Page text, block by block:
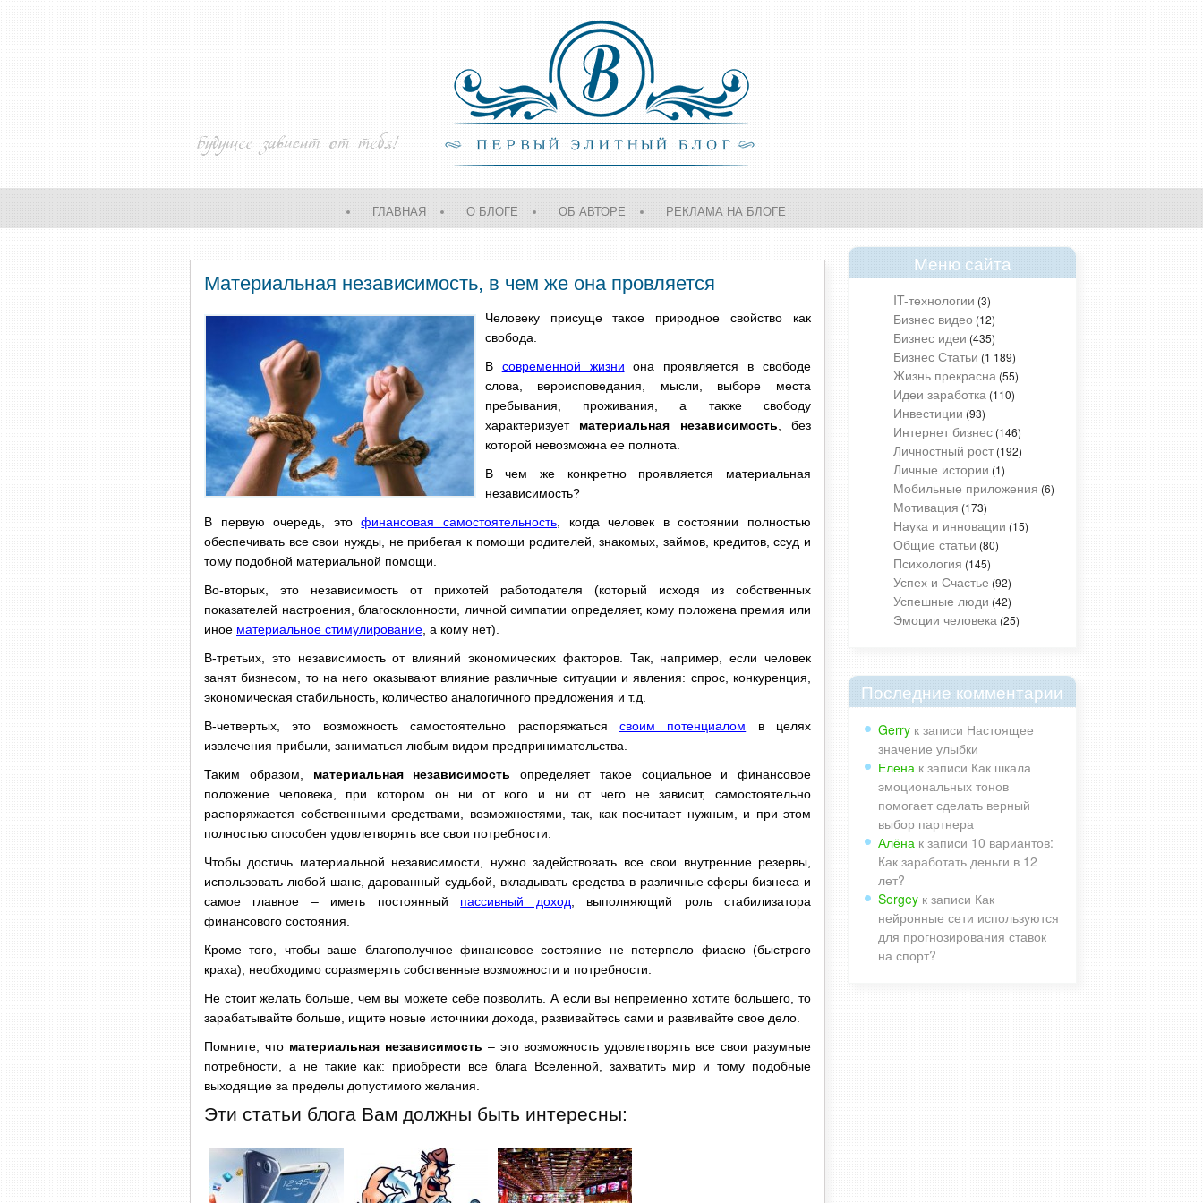
ГЛАВНАЯ О БЛОГЕ ОБ АВТОРЕ РЕКЛАМА НА БЛОГЕ
Меню сайта
IT-технологии (3)
Бизнес видео (12)
Бизнес идеи (435)
Бизнес Статьи (1 189)
Жизнь прекрасна (55)
Идеи заработка (110)
Инвестиции (93)
Интернет бизнес (146)
Личностный рост (192)
Личные истории (1)
Мобильные приложения (6)
Мотивация (173)
Наука и инновации (15)
Общие статьи (80)
Психология (145)
Успех и Счастье (92)
Успешные люди (42)
Эмоции человека (25)
Последние комментарии
Gerry к записи Настоящее
значение улыбки
Елена к записи Как шкала
эмоциональных тонов
помогает сделать верный
выбор партнера
Алёна к записи 10 вариантов:
Как заработать деньги в 12
лет?
Sergey к записи Как
нейронные сети используются
для прогнозирования ставок
на спорт?
Материальная независимость, в чем же она провляется
Человеку присуще такое природное свойство как
свобода.
В современной жизни она проявляется в свободе
слова, вероисповедания, мысли, выборе места
пребывания, проживания, а также свободу
характеризует материальная независимость , без
которой невозможна ее полнота.
В чем же конкретно проявляется материальная
независимость?
В первую очередь, этофинансовая самостоятельность , когда человек в состоянии полностью
обеспечивать все свои нужды, не прибегая к помощи родителей, знакомых, займов, кредитов, ссуд и
тому подобной материальной помощи.
Во-вторых, это независимость от прихотей работодателя (который исходя из собственных
показателей настроения, благосклонности, личной симпатии определяет, кому положена премия или
иное материальное стимулирование , а кому нет).
В-третьих, это независимость от влияний экономических факторов. Так, например, если человек
занят бизнесом, то на него оказывают влияние различные ситуации и явления: спрос, конкуренция,
экономическая стабильность, количество аналогичного предложения и т.д.
В-четвертых, это возможность самостоятельно распоряжаться своим потенциалом в целях
извлечения прибыли, заниматься любым видом предпринимательства.
Таким образом, материальная независимость определяет такое социальное и финансовое
положение человека, при котором он ни от кого и ни от чего не зависит, самостоятельно
распоряжается собственными средствами, возможностями, так, как посчитает нужным, и при этом
полностью способен удовлетворять все свои потребности.
Чтобы достичь материальной независимости, нужно задействовать все свои внутренние резервы,
использовать любой шанс, дарованный судьбой, вкладывать средства в различные сферы бизнеса и
самое главное – иметь постоянный пассивный доход , выполняющий роль стабилизатора
финансового состояния.
Кроме того, чтобы ваше благополучное финансовое состояние не потерпело фиаско (быстрого
краха), необходимо соразмерять собственные возможности и потребности.
Не стоит желать больше, чем вы можете себе позволить. А если вы непременно хотите большего, то
зарабатывайте больше, ищите новые источники дохода, развивайтесь сами и развивайте свое дело.
Помните, что материальная независимость – это возможность удовлетворять все свои разумные
потребности, а не такие как: приобрести все блага Вселенной, захватить мир и тому подобные
выходящие за пределы допустимого желания.
Эти статьи блога Вам должны быть интересны: